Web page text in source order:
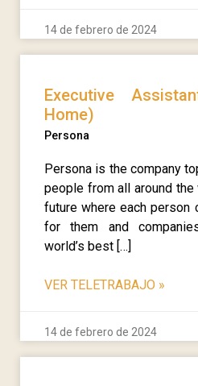
14 de febrero de 2024
Executive
Home)
Persona
Persona is the company
people from all around
future where each person
for them and
world’s best […]
VER TELETRABAJO »
14 de febrero de 2024